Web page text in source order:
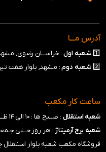
آدرس مـــا
1️⃣ شـعبه اول: خراســـان رضوی,
2️⃣ شـعبه دوم: مشهد, بلوار هفت تیر,
ساعت کار مکعب
شعبه استقلال : صــبح ها : ۱۰ الی ۱۴ ظــهر |
شعبه برج آرمیتاژ : هر روز حــتی جـمعه ها از
فروشگاه مکعب شعبه بلوار